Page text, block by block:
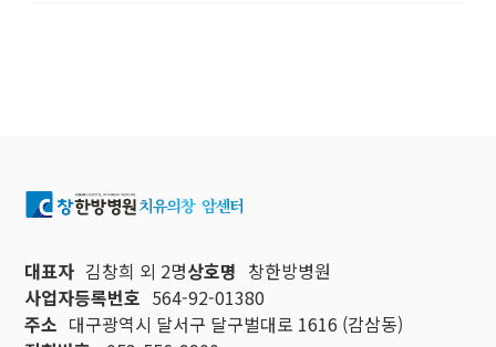
대표자 김창희 외 2명상호명 창한방병원
사업자등록번호 564-92-01380
주소 대구광역시 달서구 달구벌대로 1616 (감삼동)